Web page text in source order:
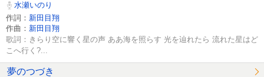
水瀬いのり
作詞： 新田目翔
作曲： 新田目翔
歌詞：きらり空に響く星の声 ああ海を照らす 光を辿れたら 流れた星はど
こへ行く?...
夢のつづき